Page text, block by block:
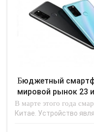
Бюджетный смартфон Honor 9A выйдет на
мировой рынок 23
В марте этого года
Китае. Устройство